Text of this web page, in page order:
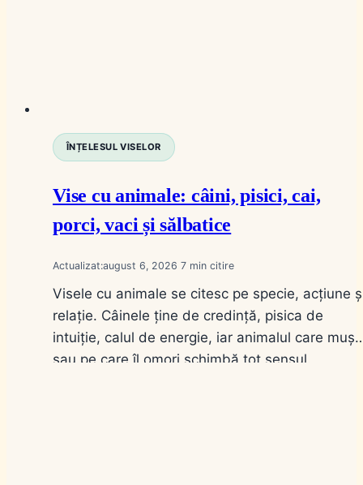
ÎNȚELESUL VISELOR
Vise cu animale: câini, pisici, cai,
porci, vaci și sălbatice
Actualizat:august 6, 2026 7
Visele cu animale se citesc pe specie, acțiune
relație. Câinele ține de credință, pisica de
intuiție, calul de energie, iar animalul care
sau pe care îl omori schimbă tot sensul.